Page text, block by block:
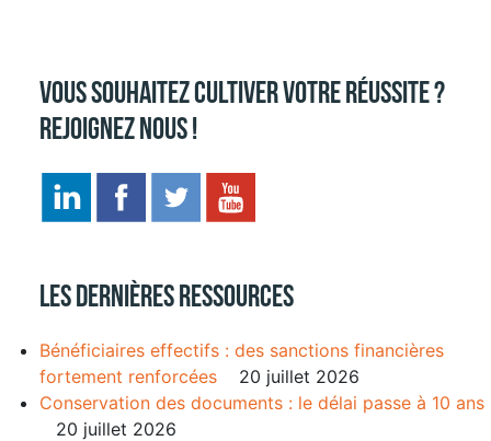
Vous souhaitez cultiver votre réussite ?
Rejoignez nous !
Les dernières ressources
Bénéficiaires effectifs : des sanctions financières
fortement renforcées
20 juillet 2026
Conservation des documents : le délai passe à 10 ans
20 juillet 2026